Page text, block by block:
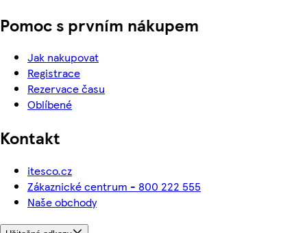
Pomoc s prvním nákupem
Jak nakupovat
Registrace
Rezervace času
Oblíbené
Kontakt
itesco.cz
Zákaznické centrum - 800 222 555
Naše obchody